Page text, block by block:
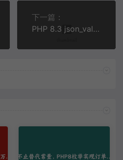
下一篇：
PHP 8.3 json_validate() 实战指南：高性能JSON验证的正确打开方式